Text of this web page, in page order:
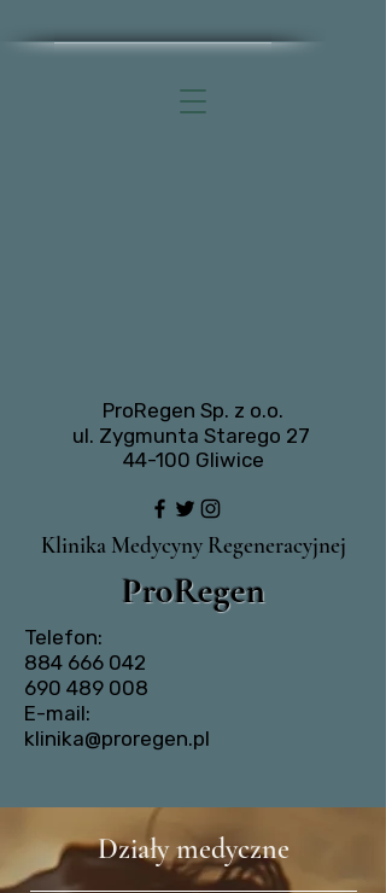
Telefon:
884 666 042
690 489 008
E-mail:
klinika@proregen.pl
ProRegen
Klinika Medycyny Regeneracyjnej
ProRegen Sp. z o.o.
ul. Zygmunta Starego 27
44-100 Gliwice
Działy medyczne